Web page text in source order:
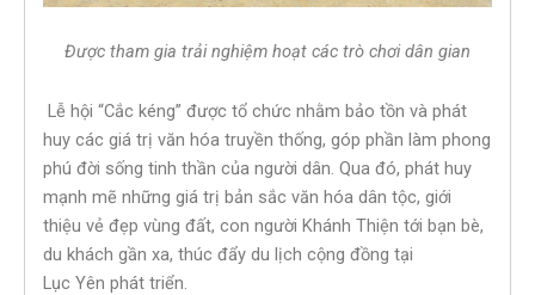
Được tham gia trải nghiệm hoạt các trò chơi dân gian
Lễ hội “Cắc kéng” được tổ chức nhằm bảo tồn và phát
huy các giá trị văn hóa truyền thống, góp phần làm phong
phú đời sống tinh thần của người dân. Qua đó, phát huy
mạnh mẽ những giá trị bản sắc văn hóa dân tộc, giới
thiệu vẻ đẹp vùng đất, con người Khánh Thiện tới bạn bè,
du khách gần xa, thúc đẩy du lịch cộng đồng tại
Lục Yên phát triển.